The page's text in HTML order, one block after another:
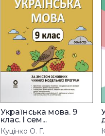
Українська мова. 9
клас. І сем...
Куцінко О. Г.